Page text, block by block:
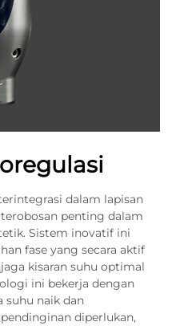
dalam lapisan
penting dalam
Sistem inovatif ini
fase yang secara aktif
kisaran suhu optimal
ini bekerja dengan
suhu naik dan
diperlukan,